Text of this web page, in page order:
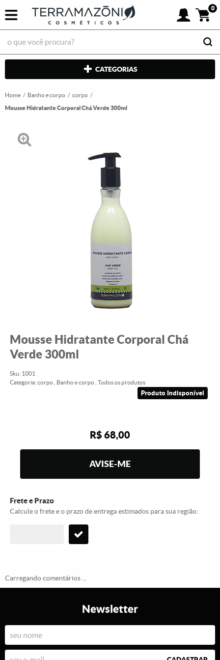
0
CATEGORIAS
Home Banho e corpo
corpo
Mousse Hidratante Corporal Chá Verde 300ml
Mousse Hidratante Corporal Chá
Verde 300ml
Sku: 1001
Categoria: corpo Banho e corpo Todos os produtos
Produto Indisponível
R$ 68,00
AVISE-ME
Frete e Prazo
Calcule o frete e o prazo de entrega estimados para sua região:
Carregando comentários ...
Newsletter